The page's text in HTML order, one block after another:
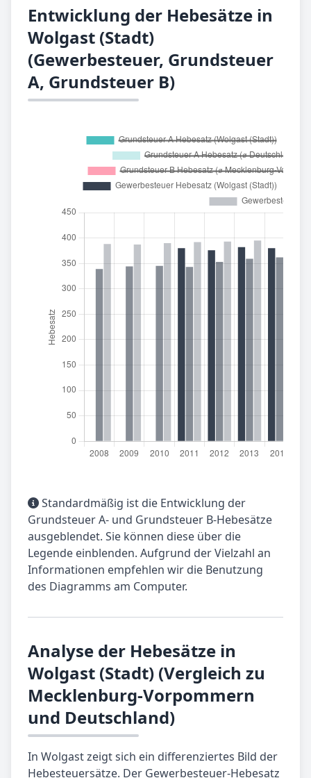
Entwicklung der Hebesätze in
Wolgast (Stadt)
(Gewerbesteuer, Grundsteuer
A, Grundsteuer B)
Standardmäßig ist die Entwicklung der
Grundsteuer A- und Grundsteuer B-Hebesätze
ausgeblendet. Sie können diese über die
Legende einblenden. Aufgrund der Vielzahl an
Informationen empfehlen wir die Benutzung
des Diagramms am Computer.
Analyse der Hebesätze in
Wolgast (Stadt) (Vergleich zu
Mecklenburg-Vorpommern
und Deutschland)
In Wolgast zeigt sich ein differenziertes Bild der
Hebesteuersätze. Der Gewerbesteuer-Hebesatz